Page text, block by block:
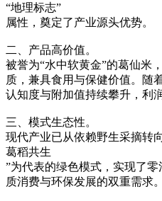
“地理标志”
属性，奠定了产业源头优势。
二、产品高价值。
被誉为“水中软黄金”的葛仙米
质，兼具食用与保健价值。随
认知度与附加值持续攀升，利
三、模式生态性。
现代产业已从依赖野生采摘转
葛稻共生
”为代表的绿色模式，实现了
质消费与环保发展的双重需求。